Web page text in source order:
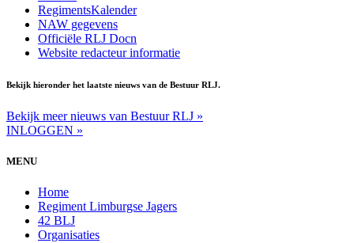
RegimentsKalender
NAW gegevens
Officiële RLJ Docn
Website redacteur informatie
Bekijk hieronder het laatste nieuws van de Bestuur RLJ.
Bekijk meer nieuws van Bestuur RLJ »
INLOGGEN »
MENU
Home
Regiment Limburgse Jagers
42 BLJ
Organisaties